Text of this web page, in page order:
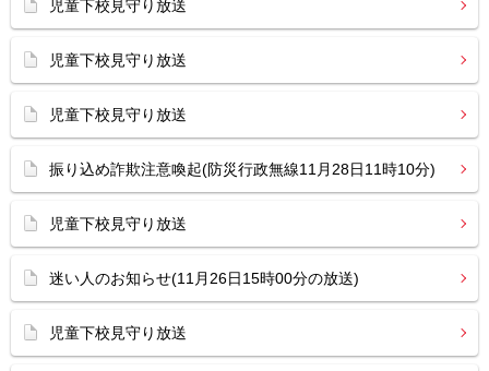
児童下校見守り放送
児童下校見守り放送
児童下校見守り放送
振り込め詐欺注意喚起(防災行政無線11月28日11時10分)
児童下校見守り放送
迷い人のお知らせ(11月26日15時00分の放送)
児童下校見守り放送